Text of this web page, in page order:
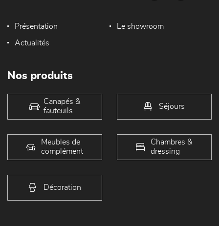
Présentation Le showroom
Actualités
Nos produits
Canapés &
fauteuils
Séjours
Meubles de
complément
Chambres &
dressing
Décoration